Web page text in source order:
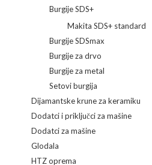
Burgije SDS+
Makita SDS+ standard
Burgije SDSmax
Burgije za drvo
Burgije za metal
Setovi burgija
Dijamantske krune za keramiku
Dodatci i priključci za mašine
Dodatci za mašine
Glodala
HTZ oprema